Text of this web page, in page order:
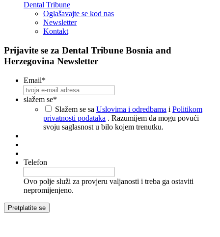
Dental Tribune
Oglašavajte se kod nas
Newsletter
Kontakt
Prijavite se za Dental Tribune Bosnia and
Herzegovina Newsletter
Email*
slažem se*
Slažem se sa Uslovima i odredbama i Politikom
privatnosti podataka . Razumijem da mogu povući
svoju saglasnost u bilo kojem trenutku.
Telefon
Ovo polje služi za provjeru valjanosti i treba ga ostaviti
nepromijenjeno.